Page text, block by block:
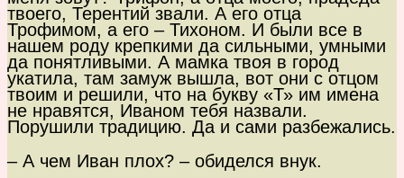
твоего, Терентий звали. А его отца
Трофимом, а его – Тихоном. И были все в
нашем роду крепкими да сильными, умными
да понятливыми. А мамка твоя в город
укатила, там замуж вышла, вот они с отцом
твоим и решили, что на букву «Т» им имена
не нравятся, Иваном тебя назвали.
Порушили традицию. Да и сами разбежались.
– А чем Иван плох? – обиделся внук.